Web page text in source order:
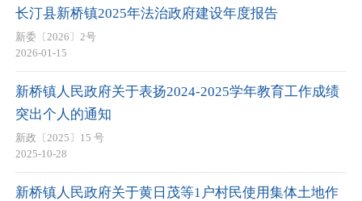
长汀县新桥镇2025年法治政府建设年度报告
新委〔2026〕2号
2026-01-15
新桥镇人民政府关于表扬2024-2025学年教育工作成绩
突出个人的通知
新政〔2025〕15 号
2025-10-28
新桥镇人民政府关于黄日茂等1户村民使用集体土地作